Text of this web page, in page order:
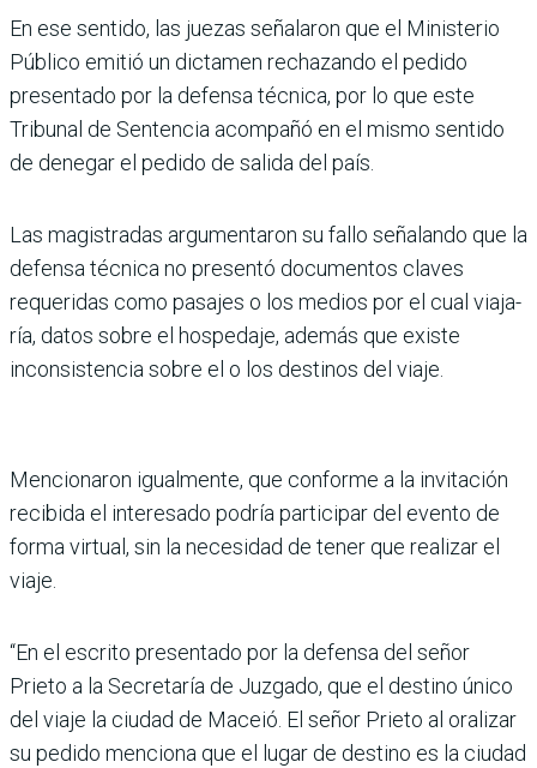
En ese sentido, las juezas señalaron que el Ministerio
Público emitió un dictamen rechazando el pedido
presen­tado por la defensa técnica, por lo que este
Tribunal de Sentencia acompañó en el mismo sentido
de denegar el pedido de salida del país.
Las magistradas argumen­taron su fallo señalando que la
defensa técnica no pre­sentó documentos claves
requeridas como pasajes o los medios por el cual viaja­
ría, datos sobre el hospedaje, además que existe
inconsis­tencia sobre el o los destinos del viaje.
Mencionaron igualmente, que conforme a la invitación
recibida el interesado podría participar del evento de
forma virtual, sin la necesidad de tener que realizar el
viaje.
“En el escrito presentado por la defensa del señor
Prieto a la Secretaría de Juzgado, que el destino único
del viaje la ciudad de Maceió. El señor Prieto al oralizar
su pedido menciona que el lugar de des­tino es la ciudad